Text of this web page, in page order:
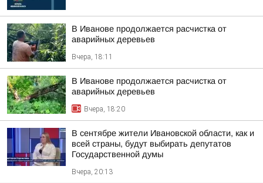
В Иванове продолжается расчистка от
аварийных деревьев
Вчера, 18:11
В Иванове продолжается расчистка от
аварийных деревьев
Вчера, 18:20
В сентябре жители Ивановской области, как и
всей страны, будут выбирать депутатов
Государственной думы
Вчера, 20:13